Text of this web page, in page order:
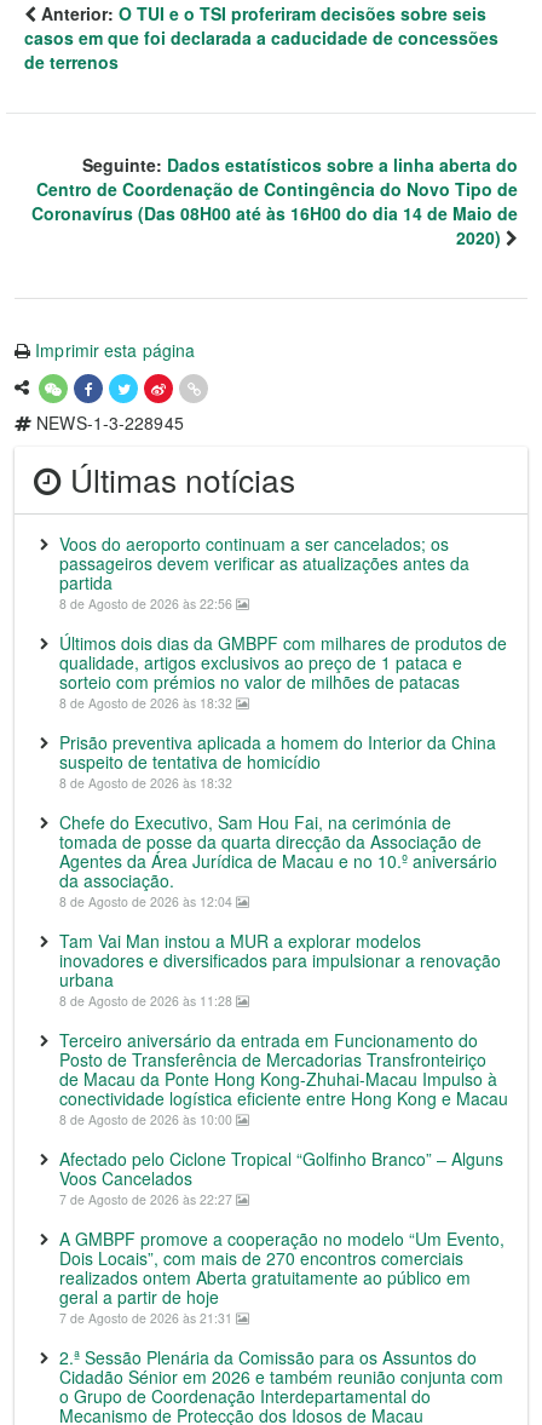
Anterior: O TUI e o TSI proferiram decisões sobre seis
casos em que foi declarada a caducidade de concessões
de terrenos
Seguinte: Dados estatísticos sobre a linha aberta do
Centro de Coordenação de Contingência do Novo Tipo de
Coronavírus (Das 08H00 até às 16H00 do dia 14 de Maio de
2020)
Imprimir esta página
NEWS-1-3-228945
Últimas notícias
Voos do aeroporto continuam a ser cancelados; os
passageiros devem verificar as atualizações antes da
partida
8 de Agosto de 2026 às 22:56
Últimos dois dias da GMBPF com milhares de produtos de
qualidade, artigos exclusivos ao preço de 1 pataca e
sorteio com prémios no valor de milhões de patacas
8 de Agosto de 2026 às 18:32
Prisão preventiva aplicada a homem do Interior da China
suspeito de tentativa de homicídio
8 de Agosto de 2026 às 18:32
Chefe do Executivo, Sam Hou Fai, na cerimónia de
tomada de posse da quarta direcção da Associação de
Agentes da Área Jurídica de Macau e no 10.º aniversário
da associação.
8 de Agosto de 2026 às 12:04
Tam Vai Man instou a MUR a explorar modelos
inovadores e diversificados para impulsionar a renovação
urbana
8 de Agosto de 2026 às 11:28
Terceiro aniversário da entrada em Funcionamento do
Posto de Transferência de Mercadorias Transfronteiriço
de Macau da Ponte Hong Kong-Zhuhai-Macau Impulso à
conectividade logística eficiente entre Hong Kong e Macau
8 de Agosto de 2026 às 10:00
Afectado pelo Ciclone Tropical “Golfinho Branco” – Alguns
Voos Cancelados
7 de Agosto de 2026 às 22:27
A GMBPF promove a cooperação no modelo “Um Evento,
Dois Locais”, com mais de 270 encontros comerciais
realizados ontem Aberta gratuitamente ao público em
geral a partir de hoje
7 de Agosto de 2026 às 21:31
2.ª Sessão Plenária da Comissão para os Assuntos do
Cidadão Sénior em 2026 e também reunião conjunta com
o Grupo de Coordenação Interdepartamental do
Mecanismo de Protecção dos Idosos de Macau